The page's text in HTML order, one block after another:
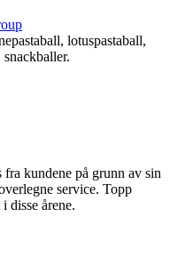
lotuspastaball,
snackballer.
kundene på grunn av sin
service. Topp
disse årene.